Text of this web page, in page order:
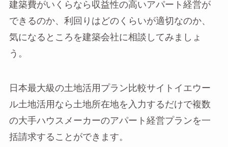
建築費がいくらなら収益性の高いアパート経営が
できるのか、利回りはどのくらいが適切なのか、
気になるところを建築会社に相談してみましょ
う。
日本最大級の土地活用プラン比較サイトイエウー
ル土地活用なら土地所在地を入力するだけで複数
の大手ハウスメーカーのアパート経営プランを一
括請求することができます。